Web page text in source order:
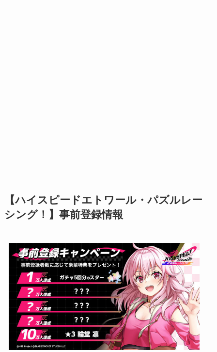
【ハイスピードエトワール・パズルレー
シング！】事前登録情報